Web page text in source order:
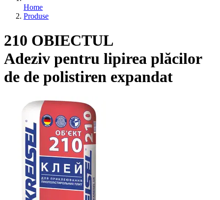
Home
Produse
210 OBIECTUL
Adeziv pentru lipirea plăcilor
de de polistiren expandat